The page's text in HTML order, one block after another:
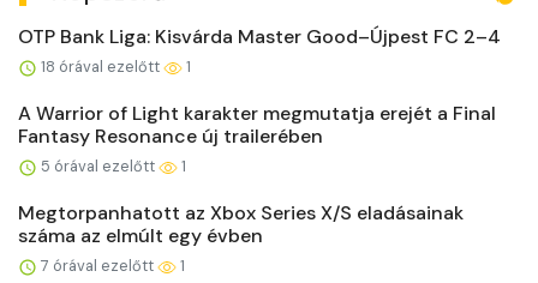
OTP Bank Liga: Kisvárda Master Good–Újpest FC 2–4
18 órával ezelőtt 1
A Warrior of Light karakter megmutatja erejét a Final
Fantasy Resonance új trailerében
5 órával ezelőtt 1
Megtorpanhatott az Xbox Series X/S eladásainak
száma az elmúlt egy évben
7 órával ezelőtt 1